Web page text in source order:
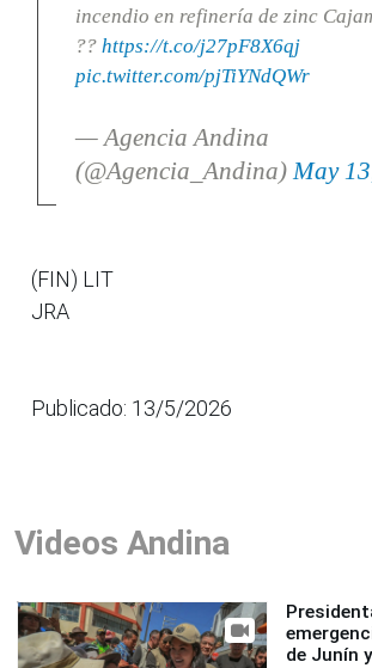
incendio en refinería de zinc
?? https://t.co/j27pF8X6qj
pic.twitter.com/pjTiYNdQWr
— Agencia Andina
(@Agencia_Andina) May
(FIN) LIT
JRA
Publicado: 13/5/2026
Videos Andina
de Junín